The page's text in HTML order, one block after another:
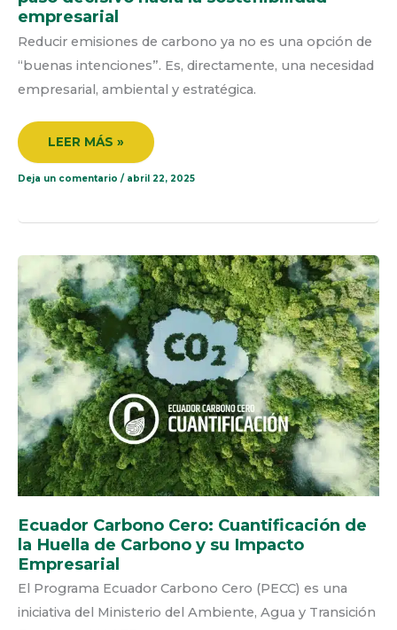
empresarial
Reducir emisiones de carbono ya no es una opción de
“buenas intenciones”. Es, directamente, una necesidad
empresarial, ambiental y estratégica.
LEER MÁS »
Deja un comentario / abril 22, 2025
Ecuador Carbono Cero: Cuantificación de
la Huella de Carbono y su Impacto
Empresarial
El Programa Ecuador Carbono Cero (PECC) es una
iniciativa del Ministerio del Ambiente, Agua y Transición
ECUADOR
CARBONO
CERO:
CUANTIFICACIÓN
DE
LA
HUELLA
DE
CARBONO
Y
SU
IMPACTO
EMPRESARIAL